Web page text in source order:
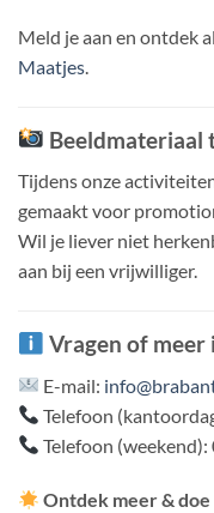
Meld je aan en ontdek
Maatjes
Beeldmateriaal
Tijdens onze
gemaakt voor
Wil je liever niet
aan bij een vrijwilliger.
Vragen of
E-mail:
Telefoon
Telefoon
Ontdek meer &